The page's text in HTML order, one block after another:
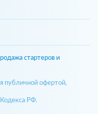
стартеров и
публичной офертой,
РФ.